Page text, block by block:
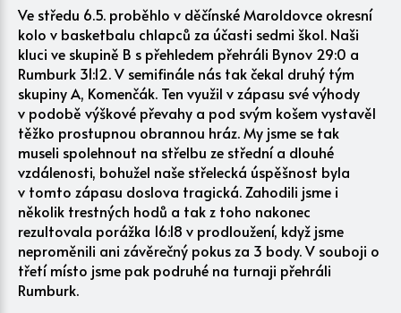
Ve středu 6.5. proběhlo v děčínské Maroldovce okresní
kolo v basketbalu chlapců za účasti sedmi škol. Naši
kluci ve skupině B s přehledem přehráli Bynov 29:0 a
Rumburk 31:12. V semifinále nás tak čekal druhý tým
skupiny A, Komenčák. Ten využil v zápasu své výhody
v podobě výškové převahy a pod svým košem vystavěl
těžko prostupnou obrannou hráz. My jsme se tak
museli spolehnout na střelbu ze střední a dlouhé
vzdálenosti, bohužel naše střelecká úspěšnost byla
v tomto zápasu doslova tragická. Zahodili jsme i
několik trestných hodů a tak z toho nakonec
rezultovala porážka 16:18 v prodloužení, když jsme
neproměnili ani závěrečný pokus za 3 body. V souboji o
třetí místo jsme pak podruhé na turnaji přehráli
Rumburk.